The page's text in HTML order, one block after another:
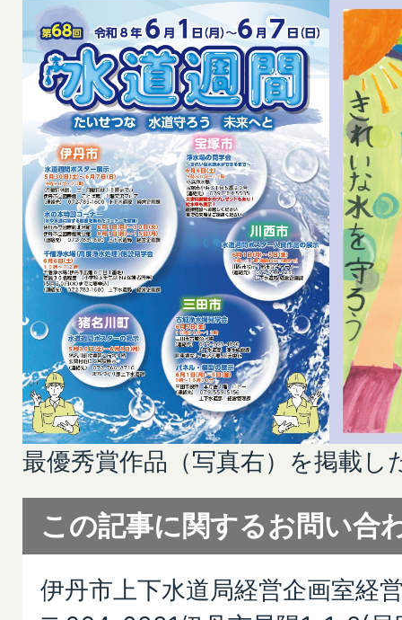
最優秀賞作品（写真右）を掲載し
この記事に関するお問い合
伊丹市上下水道局経営企画室経